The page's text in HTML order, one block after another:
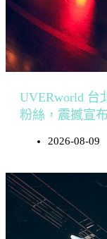
UVERworld 台
粉絲，震撼宣
2026-08-09